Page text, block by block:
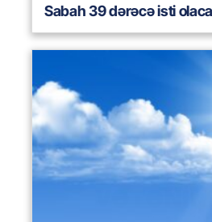
Sabah 39 dərəcə isti